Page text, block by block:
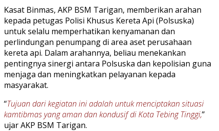
Kasat Binmas, AKP BSM Tarigan, memberikan arahan
kepada petugas Polisi Khusus Kereta Api (Polsuska)
untuk selalu memperhatikan kenyamanan dan
perlindungan penumpang di area aset perusahaan
kereta api. Dalam arahannya, beliau menekankan
pentingnya sinergi antara Polsuska dan kepolisian guna
menjaga dan meningkatkan pelayanan kepada
masyarakat.
“Tujuan dari kegiatan ini adalah untuk menciptakan situasi
kamtibmas yang aman dan kondusif di Kota Tebing Tinggi,”
ujar AKP BSM Tarigan.